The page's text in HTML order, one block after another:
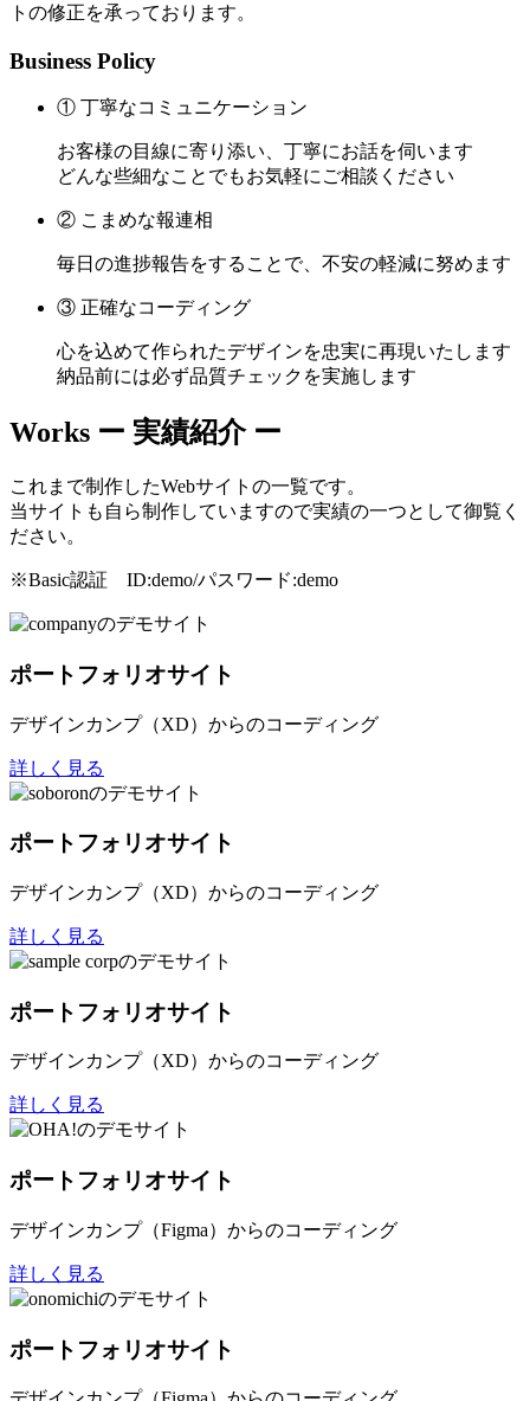
トの修正を承っております。
Business Policy
① 丁寧なコミュニケーション
お客様の目線に寄り添い、丁寧にお話を伺います
どんな些細なことでもお気軽にご相談ください
② こまめな報連相
毎日の進捗報告をすることで、不安の軽減に努めます
③ 正確なコーディング
心を込めて作られたデザインを忠実に再現いたします
納品前には必ず品質チェックを実施します
Works ー 実績紹介 ー
これまで制作したWebサイトの一覧です。
当サイトも自ら制作していますので実績の一つとして御覧く
ださい。
※Basic認証 ID:demo/パスワード:demo
ポートフォリオサイト
デザインカンプ（XD）からのコーディング
詳しく見る
ポートフォリオサイト
デザインカンプ（XD）からのコーディング
詳しく見る
ポートフォリオサイト
デザインカンプ（XD）からのコーディング
詳しく見る
ポートフォリオサイト
デザインカンプ（Figma）からのコーディング
詳しく見る
ポートフォリオサイト